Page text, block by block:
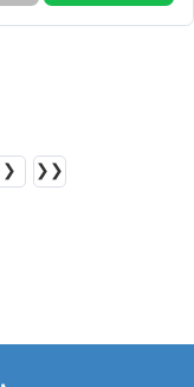
❯ ❯❯